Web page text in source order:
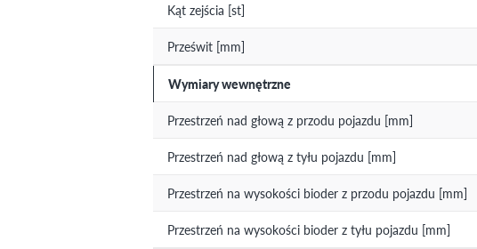
Kąt zejścia [st]
Prześwit [mm]
Wymiary wewnętrzne
Przestrzeń nad głową z przodu pojazdu [mm]
Przestrzeń nad głową z tyłu pojazdu [mm]
Przestrzeń na wysokości bioder z przodu pojazdu [mm]
Przestrzeń na wysokości bioder z tyłu pojazdu [mm]